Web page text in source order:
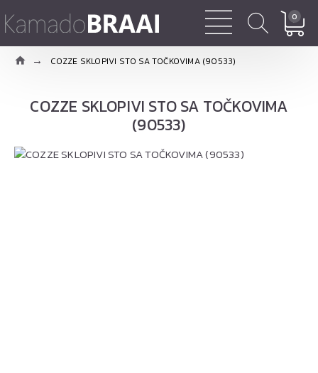
0
COZZE SKLOPIVI STO SA TOČKOVIMA (90533)
COZZE SKLOPIVI STO SA TOČKOVIMA
(90533)